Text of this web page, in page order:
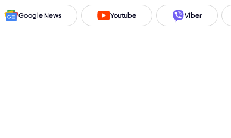
Google News Youtube Viber